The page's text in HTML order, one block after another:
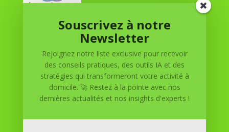
Réussite à Domicile
Réussite à Domicile est votre partenaire de confiance
pour atteindre vos objectifs depuis le confort de votre
maison. Nous offrons des solutions personnalisées pour
vous aider à réussir.
Souscrivez à notre
Newsletter
Rejoignez notre liste exclusive pour recevoir
des conseils pratiques, des outils IA et des
stratégies qui transformeront votre activité à
domicile. 🚀 Restez à la pointe avec nos
dernières actualités et nos insights d'experts !